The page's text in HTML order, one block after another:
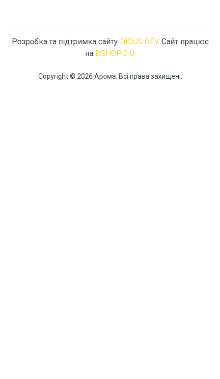
Copyright © 2026 Арома. Всі права захищені.
Розробка та підтримка сайту DIDUS.DEV. Сайт працює
на DSHOP 2.0.